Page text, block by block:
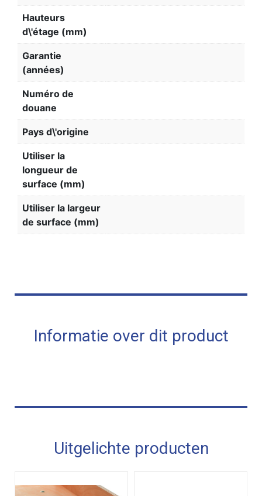
Hauteurs
d\'étage (mm)
Garantie
(années)
Numéro de
douane
Pays d\'origine
Utiliser la
longueur de
surface (mm)
Utiliser la largeur
de surface (mm)
Informatie over dit product
Uitgelichte producten